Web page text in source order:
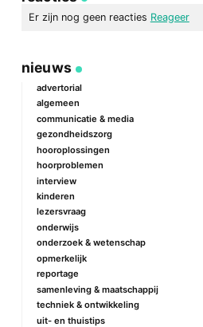
Er zijn nog geen reacties Reageer
Je e-mailadres wordt niet gepubliceerd.
gemarkeerd met
*
Naam*
E-mail*
nieuws
advertorial
algemeen
communicatie & media
gezondheidszorg
hooroplossingen
hoorproblemen
interview
kinderen
lezersvraag
onderwijs
onderzoek & wetenschap
opmerkelijk
reportage
samenleving & maatschappij
techniek & ontwikkeling
uit- en thuistips